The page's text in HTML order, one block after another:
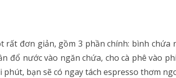
rất đơn giản, gồm 3 phần chính: bình chứa
đổ nước vào ngăn chứa, cho cà phê vào
bạn sẽ có ngay tách espresso thơm